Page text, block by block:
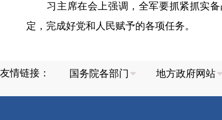
习主席在会上强调，全军要抓紧抓实备
定，完成好党和人民赋予的各项任务。
友情链接：